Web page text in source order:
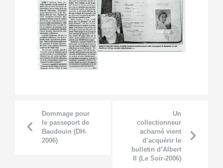
Dommage pour
le passeport de
Baudouin (DH-
2006)
Un
collectionneur
acharné vient
d’acquérir le
bulletin d’Albert
II (Le Soir-2006)